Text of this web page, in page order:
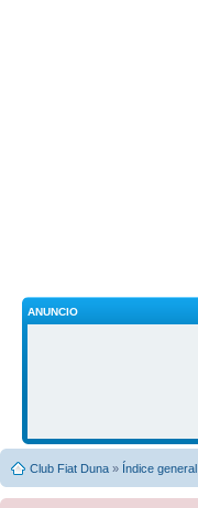
ANUNCIO
Club Fiat Duna » Índice general